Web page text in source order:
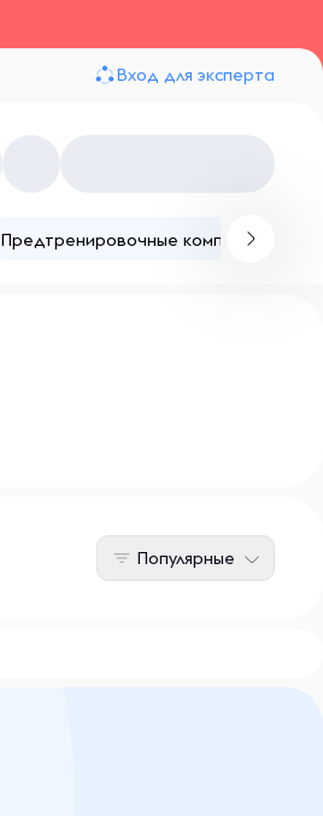
Вход для эксперта
Предтренировочные комплексы
Популярные